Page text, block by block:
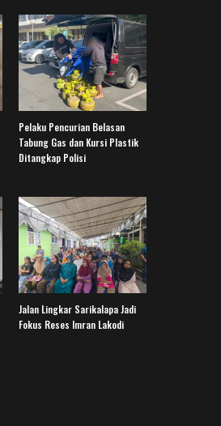
Pelaku Pencurian Belasan
Tabung Gas dan Kursi Plastik
Ditangkap Polisi
Jalan Lingkar Sarikalapa Jadi
Fokus Reses Imran Lakodi